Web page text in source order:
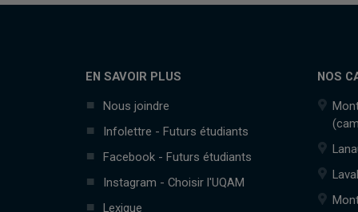
EN SAVOIR PLUS
Nous joindre
Infolettre - Futurs étudiants
Facebook - Futurs étudiants
Instagram - Choisir l'UQAM
Lexique
NOS
Laval